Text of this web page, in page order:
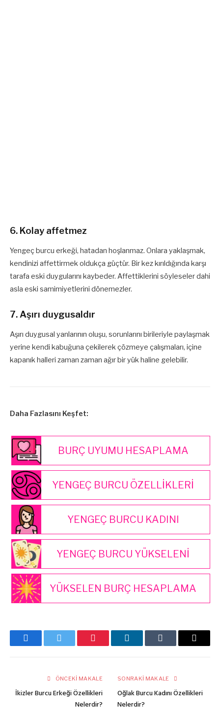
6. Kolay affetmez
Yengeç burcu erkeği, hatadan hoşlanmaz. Onlara yaklaşmak,
kendinizi affettirmek oldukça güçtür. Bir kez kırıldığında karşı
tarafa eski duygularını kaybeder. Affettiklerini söyleseler dahi
asla eski samimiyetlerini dönemezler.
7. Aşırı duygusaldır
Aşırı duygusal yanlarının oluşu, sorunlarını birileriyle paylaşmak
yerine kendi kabuğuna çekilerek çözmeye çalışmaları, içine
kapanık halleri zaman zaman ağır bir yük haline gelebilir.
Daha Fazlasını Keşfet:
BURÇ UYUMU HESAPLAMA
YENGEÇ BURCU ÖZELLİKLERİ
YENGEÇ BURCU KADINI
YENGEÇ BURCU YÜKSELENİ
YÜKSELEN BURÇ HESAPLAMA
FacebookTwitter Pinterest LinkedInTumblr
E-
ÖNCEKI MAKALE
İkizler Burcu Erkeği Özellikleri
Nelerdir?
SONRAKI MAKALE
Oğlak Burcu Kadını Özellikleri
Nelerdir?